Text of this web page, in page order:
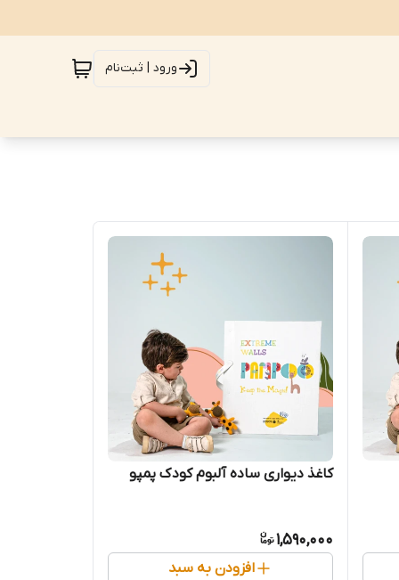
ورود | ثبت‌نام
کاغذ دیواری ساده آلبوم کودک پمپو
1,590,000
افزودن به سبد